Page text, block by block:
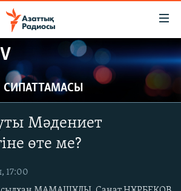
СИПАТТАМАСЫ
Мәдениет
өте ме?
17:00